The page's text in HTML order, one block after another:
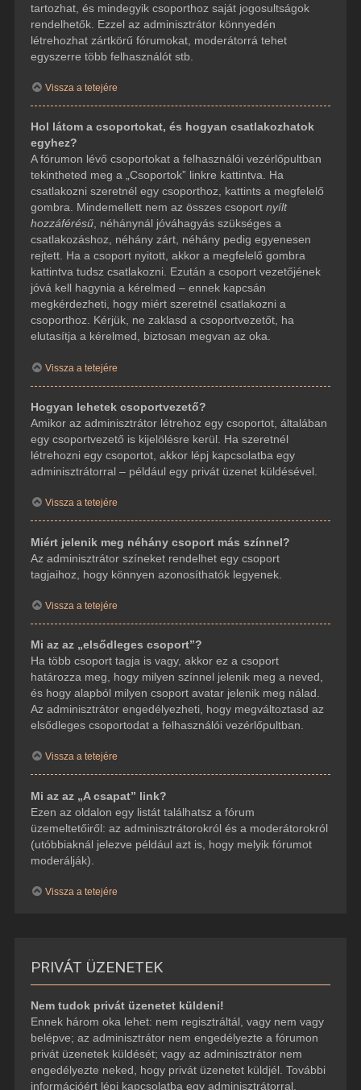
tartozhat, és mindegyik csoporthoz saját jogosultságok
rendelhetők. Ezzel az adminisztrátor könnyedén
létrehozhat zártkörű fórumokat, moderátorrá tehet
egyszerre több felhasználót stb.
Vissza a tetejére
Hol látom a csoportokat, és hogyan csatlakozhatok
egyhez?
A fórumon lévő csoportokat a felhasználói vezérlőpultban
tekintheted meg a „Csoportok” linkre kattintva. Ha
csatlakozni szeretnél egy csoporthoz, kattints a megfelelő
gombra. Mindemellett nem az összes csoport nyílt
hozzáférésű, néhánynál jóváhagyás szükséges a
csatlakozáshoz, néhány zárt, néhány pedig egyenesen
rejtett. Ha a csoport nyitott, akkor a megfelelő gombra
kattintva tudsz csatlakozni. Ezután a csoport vezetőjének
jóvá kell hagynia a kérelmed – ennek kapcsán
megkérdezheti, hogy miért szeretnél csatlakozni a
csoporthoz. Kérjük, ne zaklasd a csoportvezetőt, ha
elutasítja a kérelmed, biztosan megvan az oka.
Vissza a tetejére
Hogyan lehetek csoportvezető?
Amikor az adminisztrátor létrehoz egy csoportot, általában
egy csoportvezető is kijelölésre kerül. Ha szeretnél
létrehozni egy csoportot, akkor lépj kapcsolatba egy
adminisztrátorral – például egy privát üzenet küldésével.
Vissza a tetejére
Miért jelenik meg néhány csoport más színnel?
Az adminisztrátor színeket rendelhet egy csoport
tagjaihoz, hogy könnyen azonosíthatók legyenek.
Vissza a tetejére
Mi az az „elsődleges csoport”?
Ha több csoport tagja is vagy, akkor ez a csoport
határozza meg, hogy milyen színnel jelenik meg a neved,
és hogy alapból milyen csoport avatar jelenik meg nálad.
Az adminisztrátor engedélyezheti, hogy megváltoztasd az
elsődleges csoportodat a felhasználói vezérlőpultban.
Vissza a tetejére
Mi az az „A csapat” link?
Ezen az oldalon egy listát találhatsz a fórum
üzemeltetőiről: az adminisztrátorokról és a moderátorokról
(utóbbiaknál jelezve például azt is, hogy melyik fórumot
moderálják).
Vissza a tetejére
PRIVÁT ÜZENETEK
Nem tudok privát üzenetet küldeni!
Ennek három oka lehet: nem regisztráltál, vagy nem vagy
belépve; az adminisztrátor nem engedélyezte a fórumon
privát üzenetek küldését; vagy az adminisztrátor nem
engedélyezte neked, hogy privát üzenetet küldjél. További
információért lépj kapcsolatba egy adminisztrátorral.